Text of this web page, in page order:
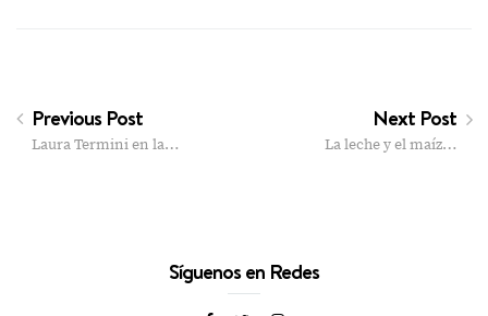
Previous Post
Laura Termini en la…
Next Post
La leche y el maíz…
Síguenos en Redes